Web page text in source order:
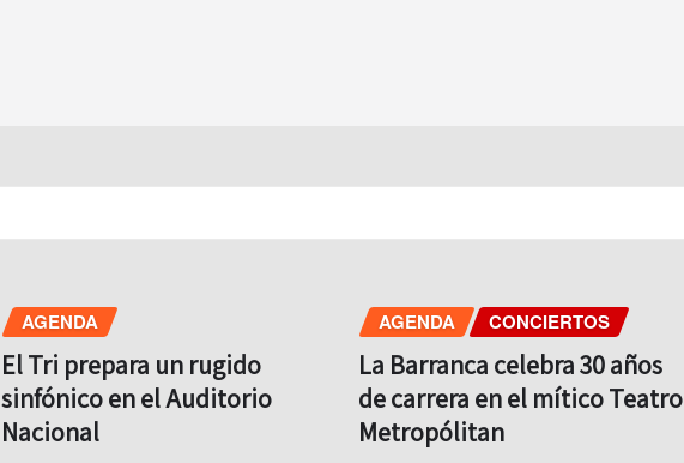
AGENDA
El Tri prepara un rugido
sinfónico en el Auditorio
Nacional
AGENDA CONCIERTOS
La Barranca celebra 30 años
de carrera en el mítico Teatro
Metropólitan